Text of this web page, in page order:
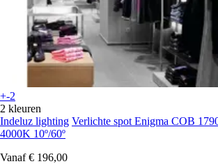
+-2
2 kleuren
Indeluz lighting Verlichte spot Enigma COB
4000K 10º/60º
Vanaf € 196,00